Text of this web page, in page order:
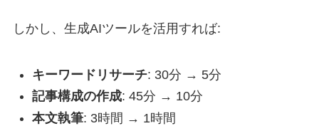
しかし、生成AIツールを活用すれば:
キーワードリサーチ: 30分 → 5分
記事構成の作成: 45分 → 10分
本文執筆: 3時間 → 1時間